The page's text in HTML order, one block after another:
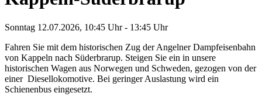
Sonntag 12.07.2026, 10:45 Uhr - 13:45 Uhr
Fahren Sie mit dem historischen Zug der Angelner Dampfeisenbahn
von Kappeln nach Süderbrarup. Steigen Sie ein in unsere
historischen Wagen aus Norwegen und Schweden, gezogen von der
einer Diesellokomotive. Bei geringer Auslastung wird ein
Schienenbus eingesetzt.